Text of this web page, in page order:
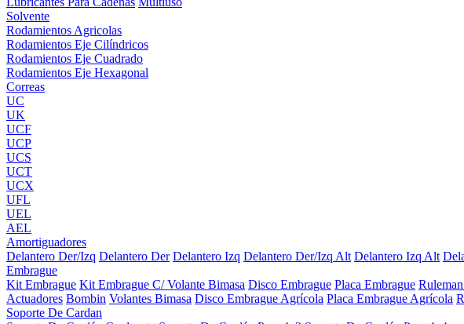
Solvente
Rodamientos Agricolas
Rodamientos Eje Cilíndricos
Rodamientos Eje Cuadrado
Rodamientos Eje Hexagonal
Correas
UC
UK
UCF
UCP
UCS
UCT
UCX
UFL
UEL
AEL
Amortiguadores
Delantero Der/Izq Delantero Der Delantero Izq Delantero Der/Izq Alt Delantero Izq Alt
Embrague
Kit Embrague Kit Embrague C/ Volante Bimasa Disco Embrague Placa Embrague
Actuadores Bombin Volantes Bimasa Disco Embrague Agrícola Placa Embrague Agrícola
Soporte De Cardan